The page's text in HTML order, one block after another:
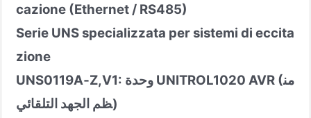
cazione (Ethernet / RS485)
Serie UNS specializzata per sistemi di eccita
zione
UNS0119A‑Z,V1: وحدة UNITROL1020 AVR (من
ظم الجهد التلقائي)